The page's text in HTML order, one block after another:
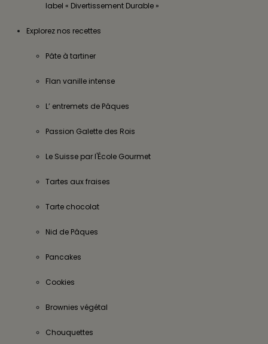
label « Divertissement Durable »
Explorez nos recettes
Pâte à tartiner
Flan vanille intense
L’ entremets de Pâques
Passion Galette des Rois
Le Suisse par l'École Gourmet
Tartes aux fraises
Tarte chocolat
Nid de Pâques
Pancakes
Cookies
Brownies végétal
Chouquettes